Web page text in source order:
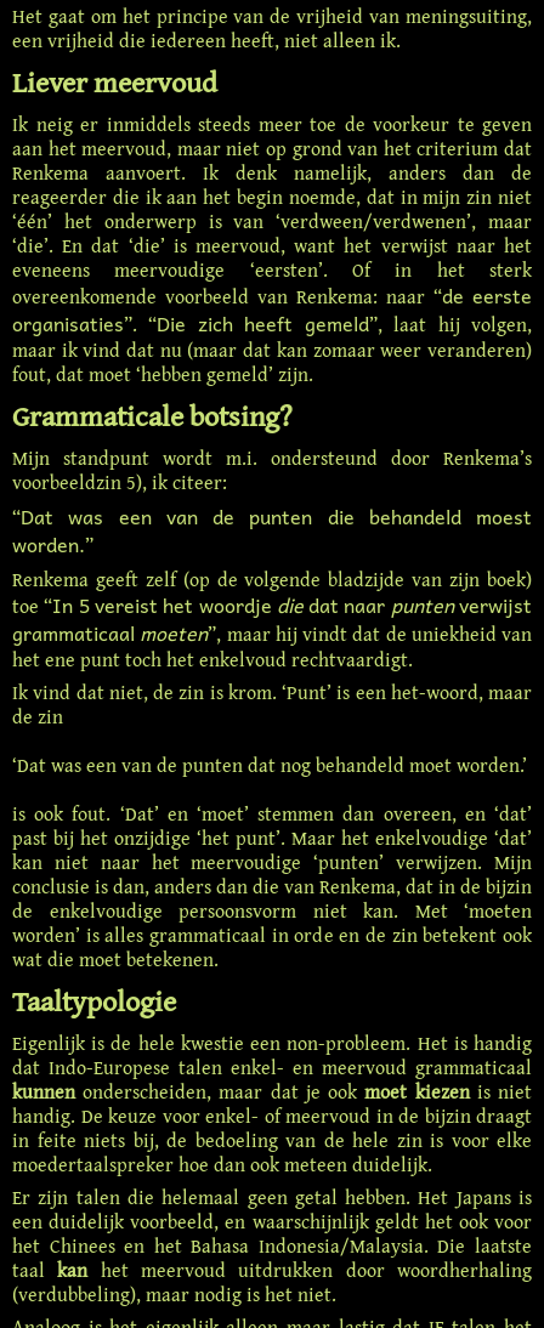
Het gaat om het principe van de vrijheid van meningsuiting,
een vrijheid die iedereen heeft, niet alleen ik.
Liever meervoud
Ik neig er inmiddels steeds meer toe de voorkeur te geven
aan het meervoud, maar niet op grond van het criterium dat
Renkema aanvoert. Ik denk namelijk, anders dan de
reageerder die ik aan het begin noemde, dat in mijn zin niet
‘één’ het onderwerp is van ‘verdween/verdwenen’, maar
‘die’. En dat ‘die’ is meervoud, want het verwijst naar het
eveneens meervoudige ‘eersten’. Of in het sterk
overeenkomende voorbeeld van Renkema: naar “de eerste
organisaties”. “Die zich heeft gemeld”, laat hij volgen,
maar ik vind dat nu (maar dat kan zomaar weer veranderen)
fout, dat moet ‘hebben gemeld’ zijn.
Grammaticale botsing?
Mijn standpunt wordt m.i. ondersteund door Renkema’s
voorbeeldzin 5), ik citeer:
“Dat was een van de punten die behandeld moest
worden.”
Renkema geeft zelf (op de volgende bladzijde van zijn boek)
toe “In 5 vereist het woordje diedat naar puntenverwijst
grammaticaal moeten”, maar hij vindt dat de uniekheid van
het ene punt toch het enkelvoud rechtvaardigt.
Ik vind dat niet, de zin is krom. ‘Punt’ is een het-woord, maar
de zin
‘Dat was een van de punten dat nog behandeld moet worden.’
is ook fout. ‘Dat’ en ‘moet’ stemmen dan overeen, en ‘dat’
past bij het onzijdige ‘het punt’. Maar het enkelvoudige ‘dat’
kan niet naar het meervoudige ‘punten’ verwijzen. Mijn
conclusie is dan, anders dan die van Renkema, dat in de bijzin
de enkelvoudige persoonsvorm niet kan. Met ‘moeten
worden’ is alles grammaticaal in orde en de zin betekent ook
wat die moet betekenen.
Taaltypologie
Eigenlijk is de hele kwestie een non-probleem. Het is handig
dat Indo-Europese talen enkel- en meervoud grammaticaal
kunnenonderscheiden, maar dat je ookmoet kiezenis niet
handig. De keuze voor enkel- of meervoud in de bijzin draagt
in feite niets bij, de bedoeling van de hele zin is voor elke
moedertaalspreker hoe dan ook meteen duidelijk.
Er zijn talen die helemaal geen getal hebben. Het Japans is
een duidelijk voorbeeld, en waarschijnlijk geldt het ook voor
het Chinees en het Bahasa Indonesia/Malaysia. Die laatste
taalkanhet meervoud uitdrukken door woordherhaling
(verdubbeling), maar nodig is het niet.